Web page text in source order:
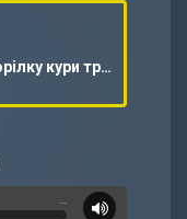
DURMANI - Пий горілку кури траву
…